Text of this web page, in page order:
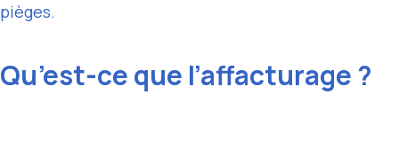
pièges.
Qu’est-ce que l’affacturage ?